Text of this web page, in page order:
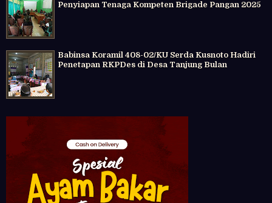
Penyiapan Tenaga Kompeten Brigade Pangan 2025
Babinsa Koramil 408-02/KU Serda Kusnoto Hadiri
Penetapan RKPDes di Desa Tanjung Bulan